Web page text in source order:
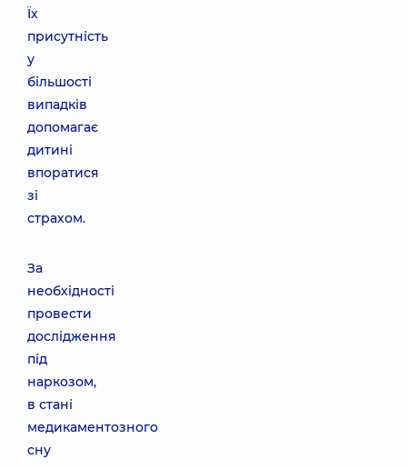
Їх
присутність
у
більшості
випадків
допомагає
дитині
впоратися
зі
страхом.
За
необхідності
провести
дослідження
під
наркозом,
в стані
медикаментозного
сну